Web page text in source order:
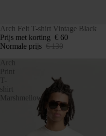
UITVERKOCHT
Arch Felt T-shirt Vintage Black
Prijs met korting € 60
Normale prijs € 130
Arch
Print
T-
shirt
Marshmellow